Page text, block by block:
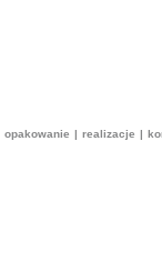
opakowanie | realizacje |